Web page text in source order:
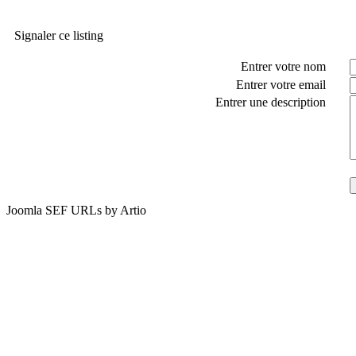
Signaler ce listing
Entrer votre nom
Entrer votre email
Entrer une description
Joomla SEF URLs by Artio